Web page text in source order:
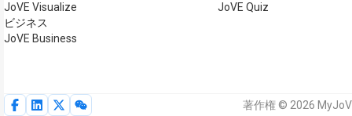
JoVE Visualize
ビジネス
JoVE Business
JoVE Quiz
著作権 © 2026